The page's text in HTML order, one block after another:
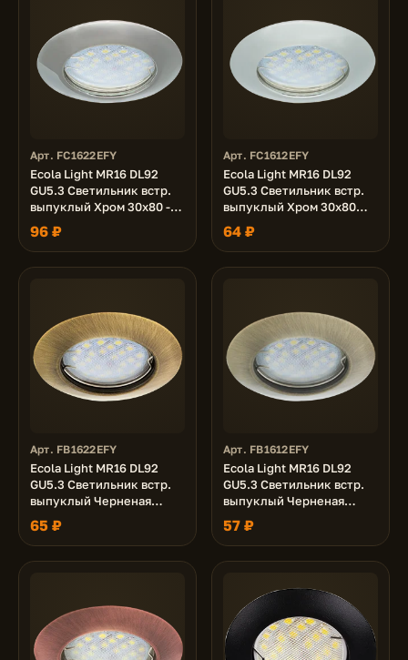
Арт. FC1622EFY
Ecola Light MR16 DL92
GU5.3 Светильник встр.
выпуклый Хром 30x80 -
2pack (кd74)
96 ₽
Арт. FC1612EFY
Ecola Light MR16 DL92
GU5.3 Светильник встр.
выпуклый Хром 30x80
(кd74)
64 ₽
Арт. FB1622EFY
Ecola Light MR16 DL92
GU5.3 Светильник встр.
выпуклый Черненая
Бронза 30x80 - 2pack
(кd74)
65 ₽
Арт. FB1612EFY
Ecola Light MR16 DL92
GU5.3 Светильник встр.
выпуклый Черненая
Бронза 30x80 (кd74)
57 ₽